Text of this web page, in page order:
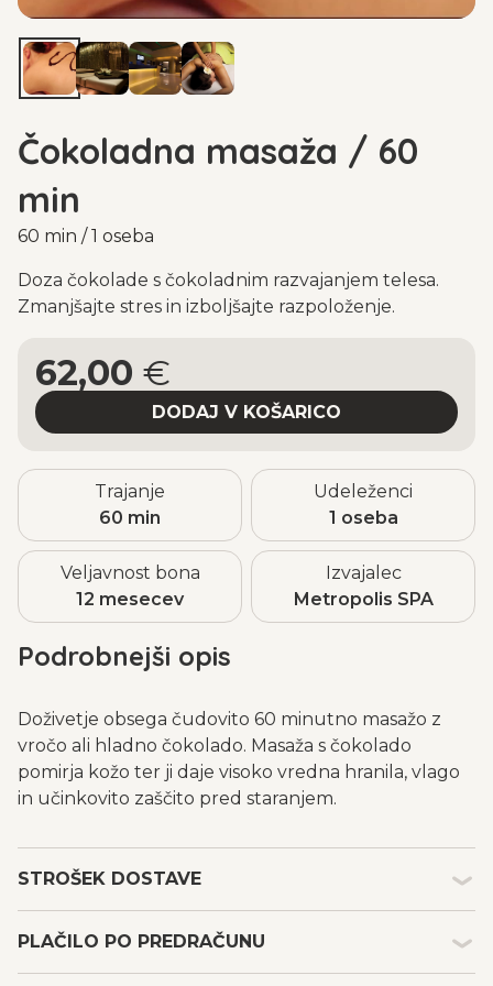
Čokoladna masaža / 60
min
60 min / 1 oseba
Doza čokolade s čokoladnim razvajanjem telesa.
Zmanjšajte stres in izboljšajte razpoloženje.
62,00 €
Trajanje
60 min
Udeleženci
1 oseba
Veljavnost bona
12 mesecev
Izvajalec
Metropolis SPA
Podrobnejši opis
Doživetje obsega čudovito 60 minutno masažo z
vročo ali hladno čokolado. Masaža s čokolado
pomirja kožo ter ji daje visoko vredna hranila, vlago
in učinkovito zaščito pred staranjem.
STROŠEK DOSTAVE
Kakšen je strošek dostave in embalaže darilnih
bonov?
Strošek dostave in embalaže s tipom plačila po
PLAČILO PO PREDRAČUNU